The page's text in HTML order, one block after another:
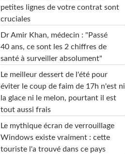
petites lignes de votre contrat sont
cruciales
Dr Amir Khan, médecin : "Passé
40 ans, ce sont les 2 chiffres de
santé à surveiller absolument"
Le meilleur dessert de l'été pour
éviter le coup de faim de 17h n'est ni
la glace ni le melon, pourtant il est
tout aussi frais
Le mythique écran de verrouillage
Windows existe vraiment : cette
touriste l'a trouvé dans ce pays